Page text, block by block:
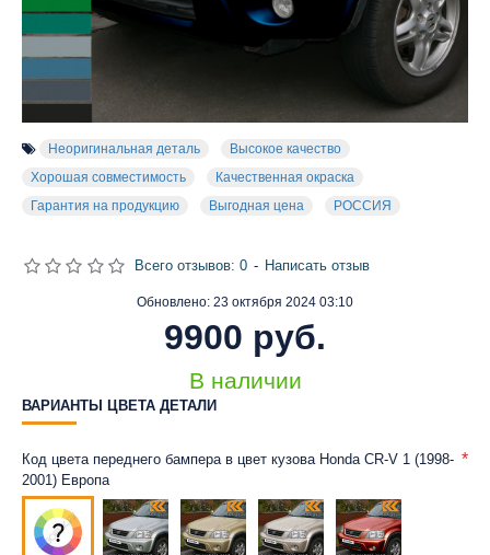
Неоригинальная деталь
Высокое качество
Хорошая совместимость
Качественная окраска
Гарантия на продукцию
Выгодная цена РОССИЯ
Обновлено: 23 октября 2024 03:10
В наличии
Всего отзывов: 0 - Написать отзыв
9900 руб.
ВАРИАНТЫ ЦВЕТА ДЕТАЛИ
Код цвета переднего бампера в цвет кузова Honda CR-V 1 (1998-
2001) Европа